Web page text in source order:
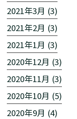
2021年3月 (3)
2021年2月 (3)
2021年1月 (3)
2020年12月 (3)
2020年11月 (3)
2020年10月 (5)
2020年9月 (4)